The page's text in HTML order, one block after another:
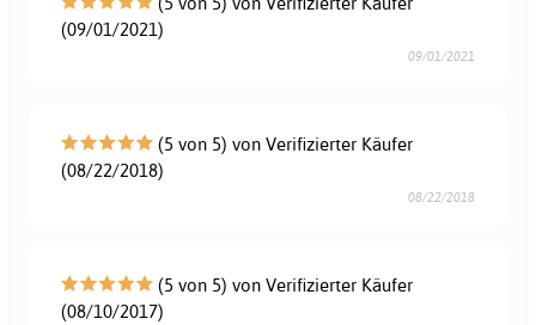
(09/01/2021)
09/01/2021
(5 von 5) von Verifizierter Käufer
(08/22/2018)
08/22/2018
(5 von 5) von Verifizierter Käufer
(08/10/2017)